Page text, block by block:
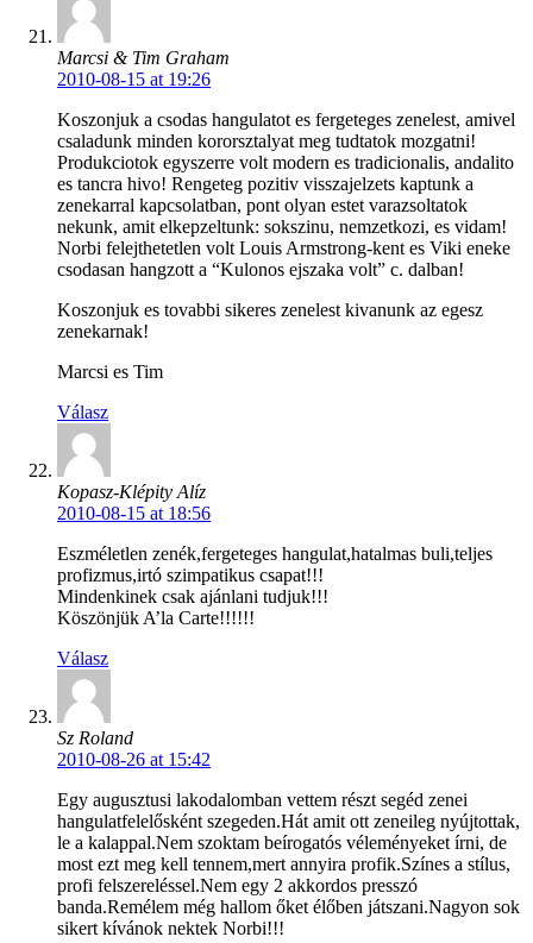
Marcsi & Tim Graham
2010-08-15 at 19:26
Koszonjuk a csodas hangulatot es fergeteges zenelest, amivel
csaladunk minden kororsztalyat meg tudtatok mozgatni!
Produkciotok egyszerre volt modern es tradicionalis, andalito
es tancra hivo! Rengeteg pozitiv visszajelzets kaptunk a
zenekarral kapcsolatban, pont olyan estet varazsoltatok
nekunk, amit elkepzeltunk: sokszinu, nemzetkozi, es vidam!
Norbi felejthetetlen volt Louis Armstrong-kent es Viki eneke
csodasan hangzott a “Kulonos ejszaka volt” c. dalban!
Koszonjuk es tovabbi sikeres zenelest kivanunk az egesz
zenekarnak!
Marcsi es Tim
Válasz
Kopasz-Klépity Alíz
2010-08-15 at 18:56
Eszméletlen zenék,fergeteges hangulat,hatalmas buli,teljes
profizmus,irtó szimpatikus csapat!!!
Mindenkinek csak ajánlani tudjuk!!!
Köszönjük A’la Carte!!!!!!
Válasz
Sz Roland
2010-08-26 at 15:42
Egy augusztusi lakodalomban vettem részt segéd zenei
hangulatfelelősként szegeden.Hát amit ott zeneileg nyújtottak,
le a kalappal.Nem szoktam beírogatós véleményeket írni, de
most ezt meg kell tennem,mert annyira profik.Színes a stílus,
profi felszereléssel.Nem egy 2 akkordos presszó
banda.Remélem még hallom őket élőben játszani.Nagyon sok
sikert kívánok nektek Norbi!!!